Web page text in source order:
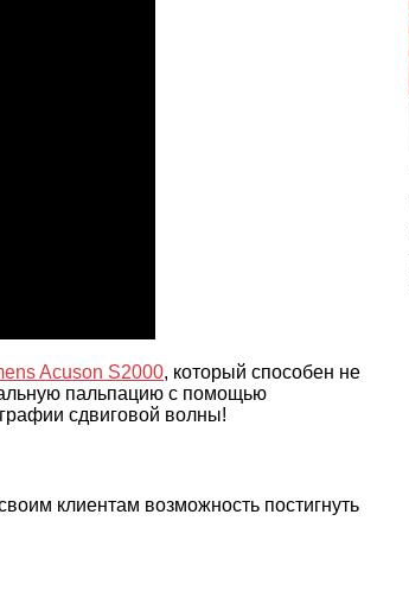
Acuson S2000, который способен не
пальпацию с помощью
сдвиговой волны!
клиентам возможность постигнуть